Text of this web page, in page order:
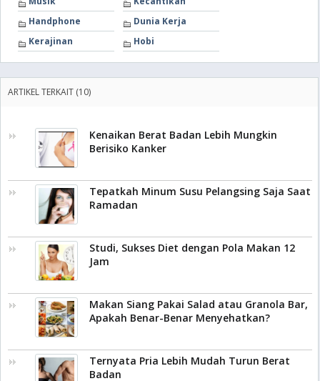
Handphone
Dunia Kerja
Kerajinan
Hobi
ARTIKEL TERKAIT (10)
Kenaikan Berat Badan Lebih Mungkin
Berisiko Kanker
Tepatkah Minum Susu Pelangsing Saja Saat
Ramadan
Studi, Sukses Diet dengan Pola Makan 12
Jam
Makan Siang Pakai Salad atau Granola Bar,
Apakah Benar-Benar Menyehatkan?
Ternyata Pria Lebih Mudah Turun Berat
Badan